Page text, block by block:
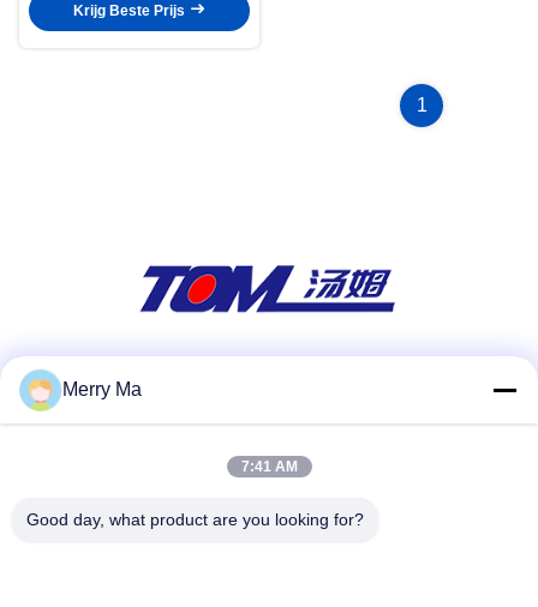
Krijg Beste Prijs
1
Merry Ma
7:41 AM
Good day, what product are you looking for?